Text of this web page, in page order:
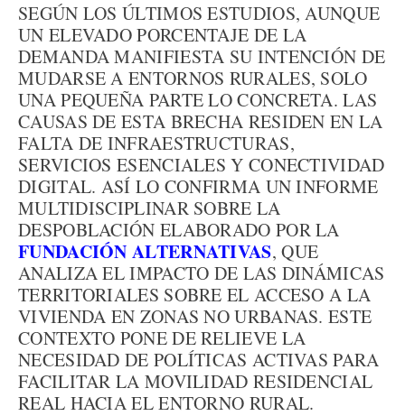
SEGÚN LOS ÚLTIMOS ESTUDIOS, AUNQUE
UN ELEVADO PORCENTAJE DE LA
DEMANDA MANIFIESTA SU INTENCIÓN DE
MUDARSE A ENTORNOS RURALES, SOLO
UNA PEQUEÑA PARTE LO CONCRETA. LAS
CAUSAS DE ESTA BRECHA RESIDEN EN LA
FALTA DE INFRAESTRUCTURAS,
SERVICIOS ESENCIALES Y CONECTIVIDAD
DIGITAL. ASÍ LO CONFIRMA UN INFORME
MULTIDISCIPLINAR SOBRE LA
DESPOBLACIÓN ELABORADO POR LA
FUNDACIÓN ALTERNATIVAS, QUE
ANALIZA EL IMPACTO DE LAS DINÁMICAS
TERRITORIALES SOBRE EL ACCESO A LA
VIVIENDA EN ZONAS NO URBANAS. ESTE
CONTEXTO PONE DE RELIEVE LA
NECESIDAD DE POLÍTICAS ACTIVAS PARA
FACILITAR LA MOVILIDAD RESIDENCIAL
REAL HACIA EL ENTORNO RURAL.